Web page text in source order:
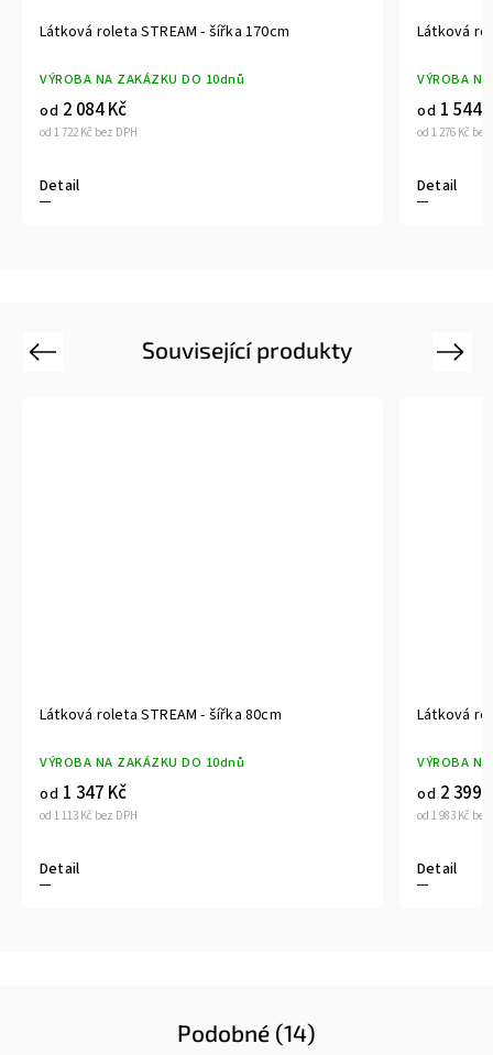
Související produkty
Previous
80cm Látková roleta STREAM - šířka 190cm
VÝROBA NA ZAKÁZKU DO 10dnů
Next
Podobné (14)
roleta STREAM - šířka 170cm
NA ZAKÁZKU DO 10dnů
722 Kč bez DPH
2 084 Kč
Látková roleta
VÝROBA NA
od 1 276 Kč bez DPH
1 544 Kč